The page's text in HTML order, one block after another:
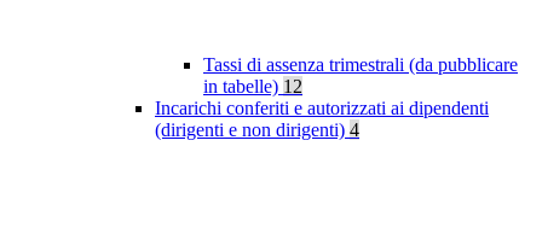
Tassi di assenza trimestrali (da pubblicare
in tabelle) 12
Incarichi conferiti e autorizzati ai dipendenti
(dirigenti e non dirigenti) 4